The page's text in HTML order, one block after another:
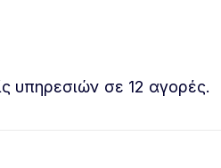
υπηρεσιών σε 12 αγορές.